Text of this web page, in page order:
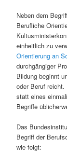
Neben dem
Berufliche
einheitlich zu
Orientierung an
durchgängiger
Bildung beginnt
oder Beruf
statt eines
Begriffe
Das
Begriff der
wie folgt: